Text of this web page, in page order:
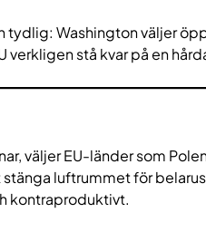
tydlig: Washington väljer
verkligen stå kvar på en
väljer EU-länder som
luftrummet för
kontraproduktivt.